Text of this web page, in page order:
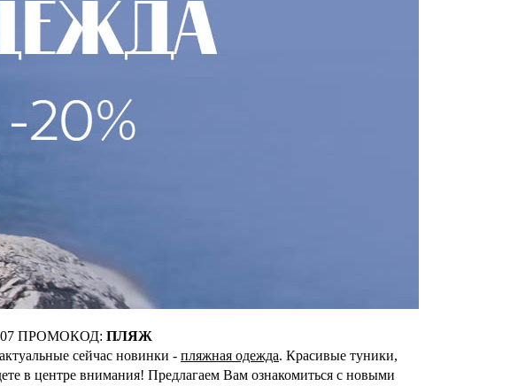
ПРОМОКОД: ПЛЯЖ
сейчас новинки - пляжная одежда. Красивые туники,
в центре внимания! Предлагаем Вам ознакомиться с новыми